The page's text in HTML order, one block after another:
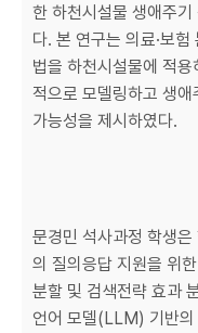
한 하천시설물 생애주
다. 본 연구는 의료·보험
법을 하천시설물에 적
적으로 모델링하고 생
가능성을 제시하였다.
문경민 석사과정 학생
의 질의응답 지원을 위
분할 및 검색전략 효과
언어 모델(LLM) 기반